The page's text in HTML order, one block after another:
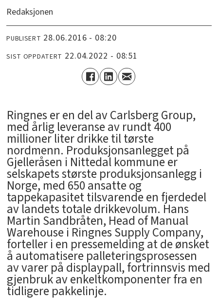
Redaksjonen
PUBLISERT 28.06.2016 - 08:20
SIST OPPDATERT 22.04.2022 - 08:51
Ringnes er en del av Carlsberg Group,
med årlig leveranse av rundt 400
millioner liter drikke til tørste
nordmenn. Produksjonsanlegget på
Gjelleråsen i Nittedal kommune er
selskapets største produksjonsanlegg i
Norge, med 650 ansatte og
tappekapasitet tilsvarende en fjerdedel
av landets totale drikkevolum. Hans
Martin Sandbråten, Head of Manual
Warehouse i Ringnes Supply Company,
forteller i en pressemelding at de ønsket
å automatisere palleteringsprosessen
av varer på displaypall, fortrinnsvis med
gjenbruk av enkeltkomponenter fra en
tidligere pakkelinje.